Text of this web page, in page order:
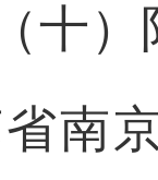
（十
南